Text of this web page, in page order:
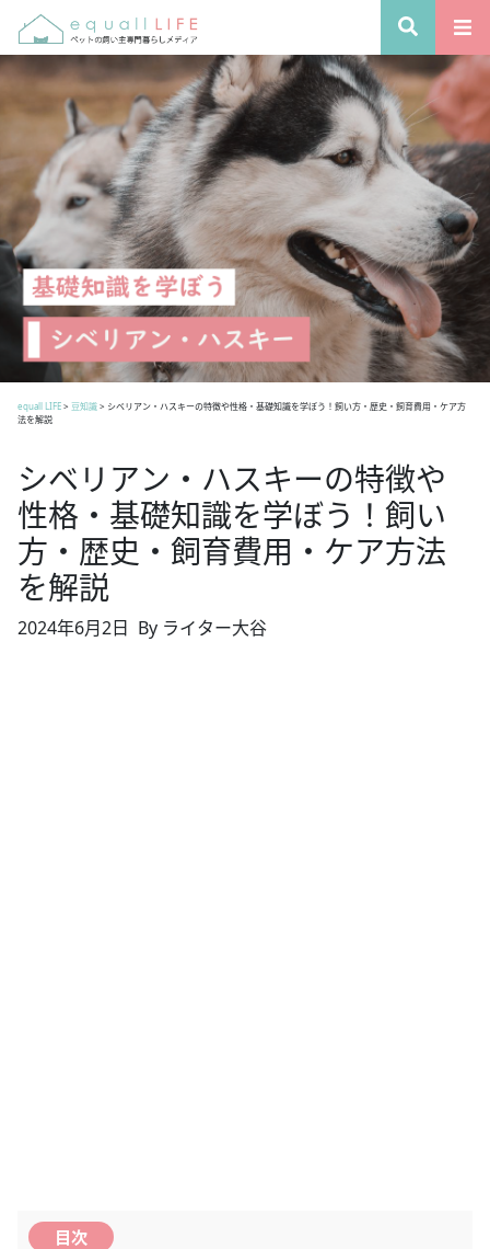
equall LIFE> 豆知識> シベリアン・ハスキーの特徴や性格・基礎知識を学ぼう！飼い方・歴史・飼育費用・ケア方
法を解説
シベリアン・ハスキーの特徴や
性格・基礎知識を学ぼう！飼い
方・歴史・飼育費用・ケア方法
を解説
2024年6月2日 By ライター大谷
目次